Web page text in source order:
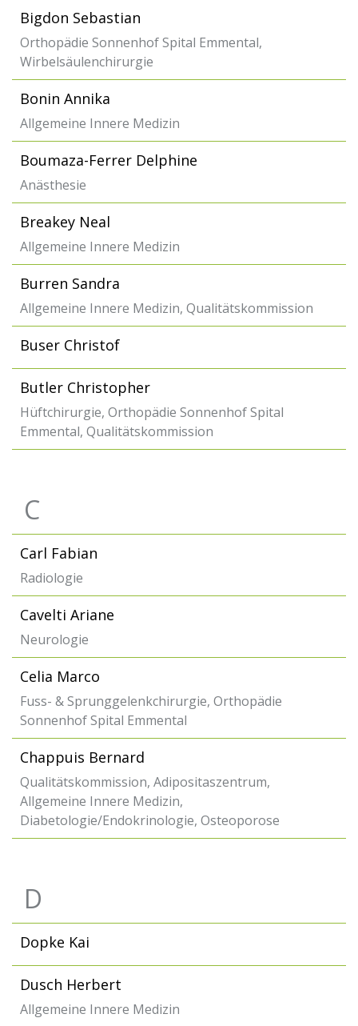
Bigdon Sebastian
Orthopädie Sonnenhof Spital Emmental,
Wirbelsäulenchirurgie
Bonin Annika
Allgemeine Innere Medizin
Boumaza-Ferrer Delphine
Anästhesie
Breakey Neal
Allgemeine Innere Medizin
Burren Sandra
Allgemeine Innere Medizin, Qualitätskommission
Buser Christof
Butler Christopher
Hüftchirurgie, Orthopädie Sonnenhof Spital
Emmental, Qualitätskommission
C
Carl Fabian
Radiologie
Cavelti Ariane
Neurologie
Celia Marco
Fuss- & Sprunggelenkchirurgie, Orthopädie
Sonnenhof Spital Emmental
Chappuis Bernard
Qualitätskommission, Adipositaszentrum,
Allgemeine Innere Medizin,
Diabetologie/Endokrinologie, Osteoporose
D
Dopke Kai
Dusch Herbert
Allgemeine Innere Medizin